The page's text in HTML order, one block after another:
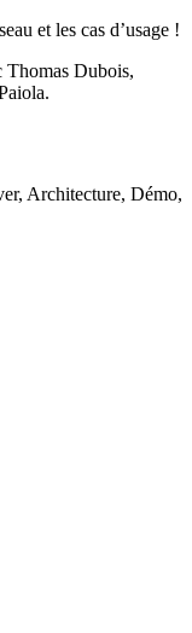
et les cas d’usage !
Thomas Dubois,
Architecture, Démo,